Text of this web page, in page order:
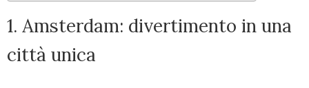
1. Amsterdam: divertimento in una
città unica